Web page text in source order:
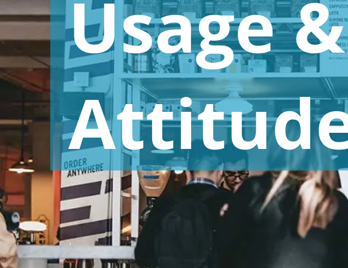
Werbeforschung und
Kommunikationsforschung
Retail und Konsumgüter
Usage&